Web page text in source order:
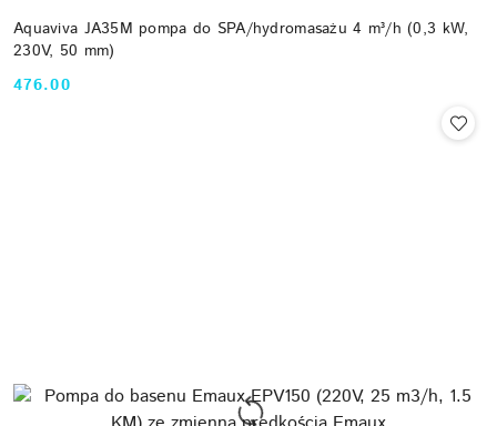
Aquaviva JA35M pompa do SPA/hydromasażu 4 m³/h (0,3 kW,
230V, 50 mm)
Cena:
476.00